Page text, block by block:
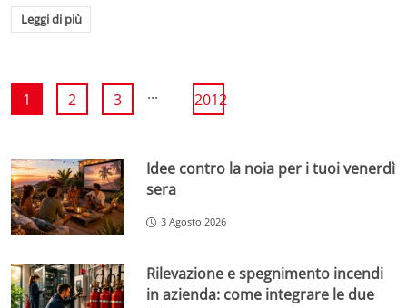
Leggi di più
1 2 3 ... 2012
Idee contro la noia per i tuoi venerdì
sera
3 Agosto 2026
Rilevazione e spegnimento incendi
in azienda: come integrare le due